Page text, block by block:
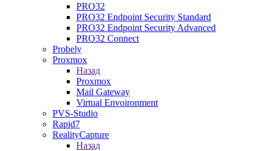
PRO32
PRO32 Endpoint Security Standard
PRO32 Endpoint Security Advanced
PRO32 Connect
Probely
Proxmox
Назад
Proxmox
Mail Gateway
Virtual Envoironment
PVS-Studio
Rapid7
RealityCapture
Назад